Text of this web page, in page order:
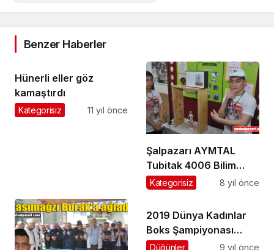
Benzer Haberler
Hünerli eller göz
kamaştırdı
Kategorisiz 11 yıl önce
Şalpazarı AYMTAL
Tubitak 4006 Bilim
Fuarı büyük ilgi gördü
Kategorisiz 8 yıl önce
2019 Dünya Kadınlar
Boks Şampiyonası
Trabzon’da yapılacak
Düğünler 9 yıl önce